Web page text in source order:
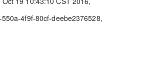
4f9f-80cf-deebe2376528,